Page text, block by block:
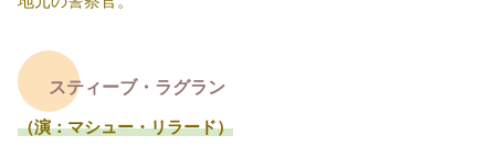
スティーブ・ラグラン
（演：マシュー・リラード）